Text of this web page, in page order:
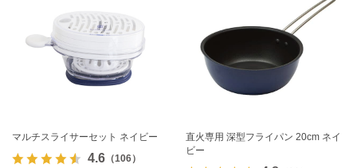
マルチスライサーセット ネイビー
4.6（106）
直火専用 深型フライパン 20cm ネイ
ビー